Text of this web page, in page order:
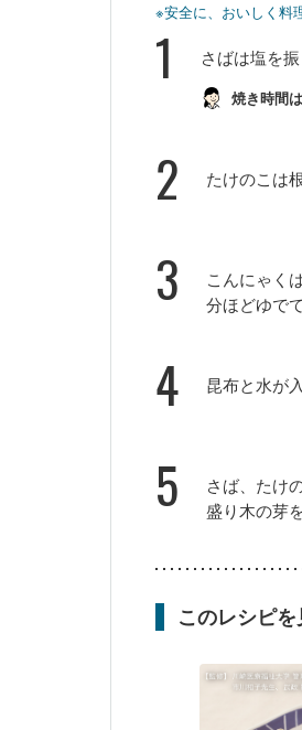
※安全に、おいしく料
1 さばは塩を
焼き時間
2 たけのこは
3
こんにゃく
分ほどゆで
4 昆布と水が
5
さば、たけ
盛り木の芽
このレシピ